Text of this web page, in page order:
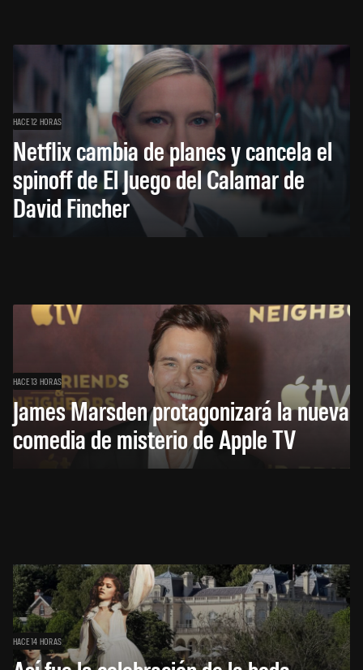
HACE 12 HORAS
Netflix cambia de planes y cancela el
spinoff de El Juego del Calamar de
David Fincher
HACE 13 HORAS
James Marsden protagonizará la nueva
comedia de misterio de Apple TV
HACE 14 HORAS